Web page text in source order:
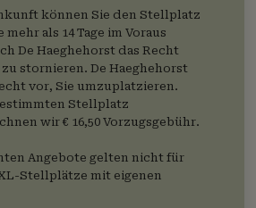
können Sie den Stellplatz
als 14 Tage im Voraus
De Haeghehorst das Recht
stornieren. De Haeghehorst
vor, Sie umzuplatzieren.
Stellplatz
wir € 16,50 Vorzugsgebühr.
Angebote gelten nicht für
Stellplätze mit eigenen